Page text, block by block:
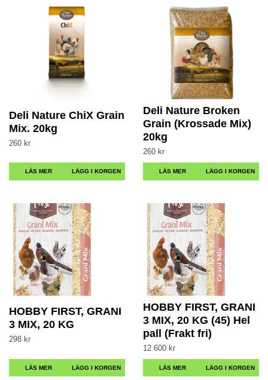
Deli Nature ChiX Grain
Mix. 20kg
260 kr
LÄS MER
Deli Nature Broken
Grain (Krossade Mix)
20kg
260 kr
LÄS MER
HOBBY FIRST, GRANI
3 MIX, 20 KG
298 kr
LÄS MER
HOBBY FIRST, GRANI
3 MIX, 20 KG (45) Hel
pall (Frakt fri)
12 600 kr
LÄS MER